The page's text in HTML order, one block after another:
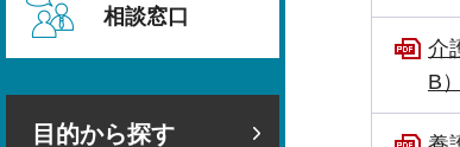
相談窓口
目的から探す
介
B）